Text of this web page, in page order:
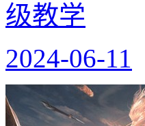
级教学
2024-06-11